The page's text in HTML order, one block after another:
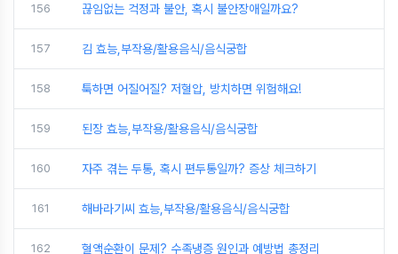
156 끊임없는 걱정과 불안, 혹시 불안장애일까요?
157 김 효능,부작용/활용음식/음식궁합
158 툭하면 어질어질? 저혈압, 방치하면 위험해요!
159 된장 효능,부작용/활용음식/음식궁합
160 자주 겪는 두통, 혹시 편두통일까? 증상 체크하기
161 해바라기씨 효능,부작용/활용음식/음식궁합
162 혈액순환이 문제? 수족냉증 원인과 예방법 총정리